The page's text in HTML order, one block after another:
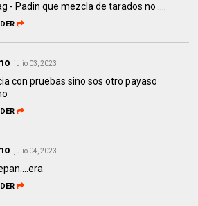
- Padin que mezcla de tarados no ….
julio 03, 2023
con pruebas sino sos otro payaso
julio 04, 2023